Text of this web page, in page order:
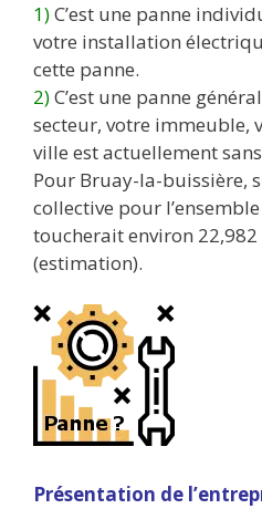
1)C’est une panne
votre installation
cette panne.
2)C’est une panne
secteur, votre immeuble,
ville est actuellement
Pour Bruay-la-buissière,
collective pour
toucherait environ 22,982
(estimation).
Présentation de